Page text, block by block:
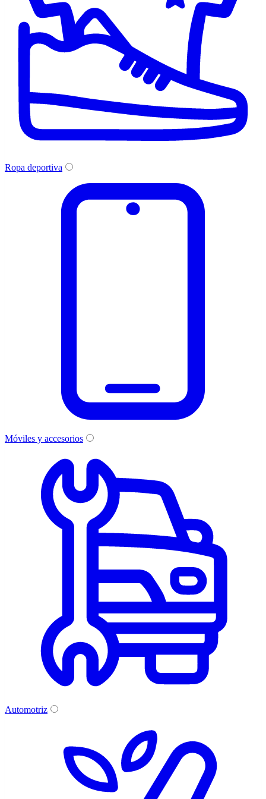
Ropa deportiva
Móviles y accesorios
Automotriz